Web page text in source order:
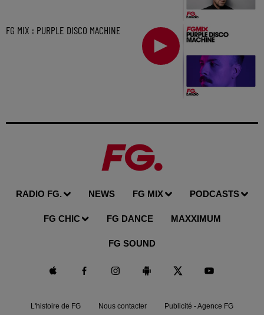
FG MIX : PURPLE DISCO MACHINE
RADIO FG. NEWS FG MIX PODCASTS
FG CHIC FG DANCE MAXXIMUM
FG SOUND
L'histoire de FG Nous contacter Publicité - Agence FG